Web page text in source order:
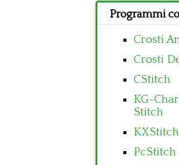
Programmi
Crosti
Crosti
CStitch
KG-
Stitch
KXStitch
PcStitch